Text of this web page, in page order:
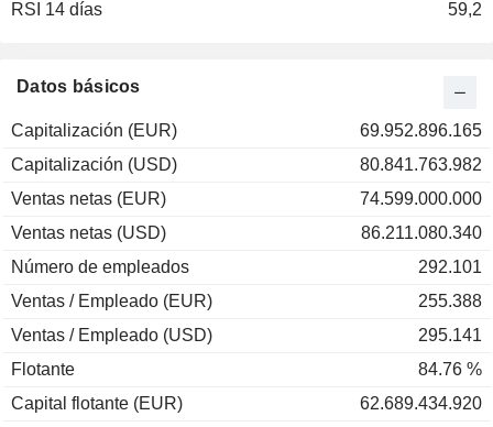
Datos básicos
Capitalización (EUR)
69.952.896.165
Capitalización (USD)
80.841.763.982
Ventas netas (EUR)
74.599.000.000
Ventas netas (USD)
86.211.080.340
Número de empleados
292.101
Ventas / Empleado (EUR)
255.388
Ventas / Empleado (USD)
295.141
Flotante
84.76 %
Capital flotante (EUR)
62.689.434.920
RSI 14 días
59,2
2002
2000
1998
1997
+67,21 %
-10,05 %